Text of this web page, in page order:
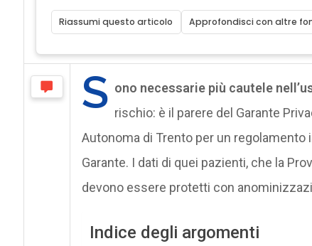
Riassumi questo articolo Approfondisci con altre
S ono necessarie più cautele
rischio: è il parere del Garante
Autonoma di Trento per un
Garante. I dati di quei pazienti, che la
devono essere protetti con
Indice degli argomenti